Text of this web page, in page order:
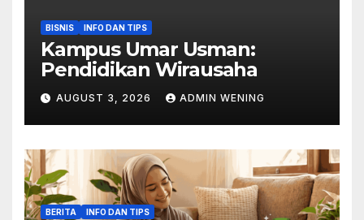
BISNIS INFO DAN TIPS
Kampus Umar Usman:
Pendidikan Wirausaha
AUGUST 3, 2026 ADMIN WENING
BERITA INFO DAN TIPS